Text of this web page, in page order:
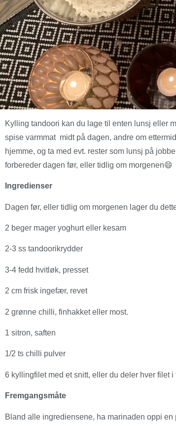
Kylling tandoori kan du lage til enten lunsj eller
spise varmmat midt på dagen, andre om
hjemme, og ta med evt. rester som lunsj på
forbereder dagen før, eller tidlig om morgenen😄
Ingredienser
Dagen før, eller tidlig om morgenen lager du
2 beger mager yoghurt eller kesam
2-3 ss tandoorikrydder
3-4 fedd hvitløk, presset
2 cm frisk ingefær, revet
2 grønne chilli, finhakket eller most.
1 sitron, saften
1/2 ts chilli pulver
6 kyllingfilet med et snitt, eller du deler hver filet i
Fremgangsmåte
Bland alle ingrediensene, ha marinaden oppi